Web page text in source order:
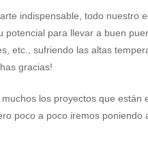
indispensable, todo nuestro
potencial para llevar a buen
etc., sufriendo las altas
gracias!
los proyectos que están
poco a poco iremos poniendo